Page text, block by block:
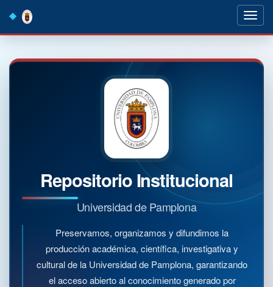
navigation
Repositorio Institucional
Universidad de Pamplona
Preservamos, organizamos y difundimos la
producción académica, científica, investigativa y
cultural de la Universidad de Pamplona, garantizando
el acceso abierto al conocimiento generado por